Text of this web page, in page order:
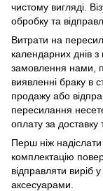
чистому вигляді.
обробку та
Витрати на
календарних днів
замовлення нами,
виявленні браку в
продажу або
пересилання
оплату за доставку
Перш ніж
комплектацію
відправляти виріб
аксесуарами.